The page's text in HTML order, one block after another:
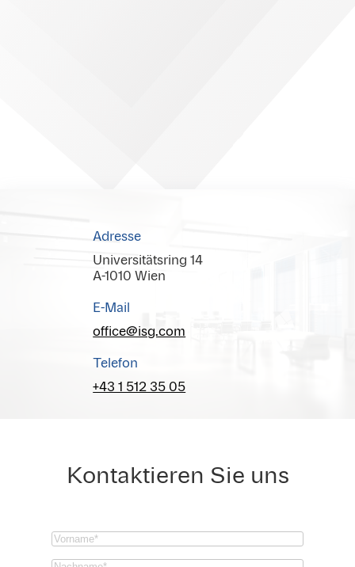
Adresse
Universitätsring 14
A-1010 Wien
E-Mail
office@isg.com
Telefon
+43 1 512 35 05
Kontaktieren Sie uns
Vorname